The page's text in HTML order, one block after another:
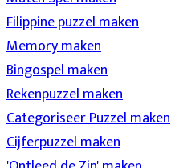
Filippine puzzel maken
Memory maken
Bingospel maken
Rekenpuzzel maken
Categoriseer Puzzel maken
Cijferpuzzel maken